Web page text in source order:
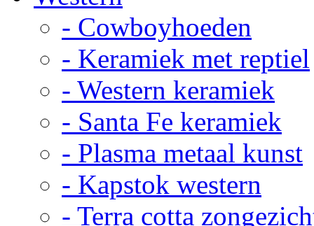
- Cowboyhoeden
- Keramiek met reptiel
- Western keramiek
- Santa Fe keramiek
- Plasma metaal kunst
- Kapstok western
- Terra cotta